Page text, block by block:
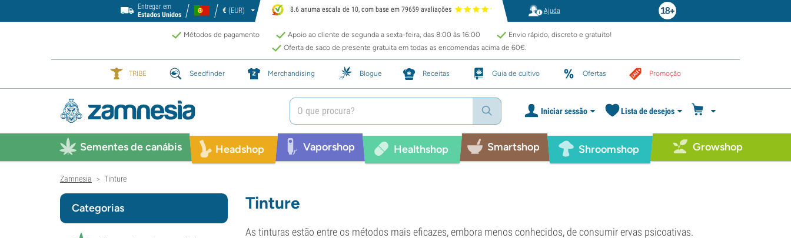
Entregar em
Estados Unidos
€ (EUR) 8.6 anuma escala de 10, com base em 79659 avaliações Ajuda
Métodos de pagamento Apoio ao cliente de segunda a sexta-feira, das 8:00 às 16:00
Envio rápido, discreto e gratuito!
Oferta de saco de presente gratuita em todas as encomendas acima de 60€.
TRIBE Seedfinder Merchandising Blogue Receitas Guia de cultivo Ofertas Promoção
Iniciar sessão Lista de desejos
Sementes de canábis Headshop Vaporshop Healthshop Smartshop Shroomshop Growshop
Zamnesia > Tinture
Tinture
As tinturas estão entre os métodos mais eficazes, embora menos conhecidos, de consumir ervas psicoativas.
Categorias